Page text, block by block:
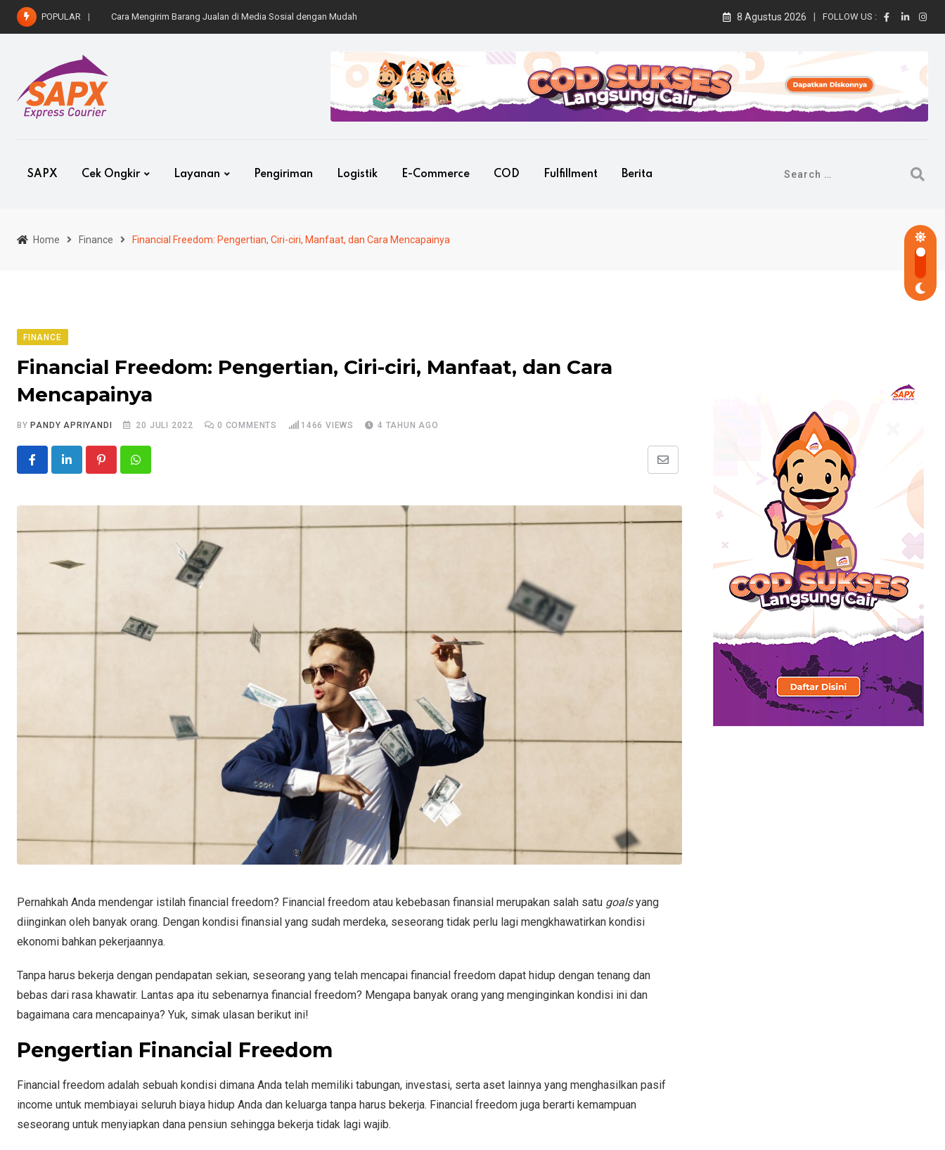
Skip
POPULAR Cara Kirim Mobil ke Luar Kota dengan Aman dan Mudah 8 Agustus 2026 FOLLOW US :
SAPX Cek Ongkir Layanan Pengiriman Logistik E-Commerce COD Fulfillment Berita
Home Finance Financial Freedom: Pengertian, Ciri-ciri, Manfaat, dan Cara Mencapainya
FINANCE
Financial Freedom: Pengertian, Ciri-ciri, Manfaat, dan Cara
Mencapainya
BY PANDY APRIYANDI 20 JULI 2022 0 COMMENTS 1466 VIEWS 4 TAHUN AGO
PinterestWhatsapp
Share
Email
Pernahkah Anda mendengar istilah financial freedom? Financial freedom atau kebebasan finansial merupakan salah satu goalsyang
diinginkan oleh banyak orang. Dengan kondisi finansial yang sudah merdeka, seseorang tidak perlu lagi mengkhawatirkan kondisi
ekonomi bahkan pekerjaannya.
Tanpa harus bekerja dengan pendapatan sekian, seseorang yang telah mencapai financial freedom dapat hidup dengan tenang dan
bebas dari rasa khawatir. Lantas apa itu sebenarnya financial freedom? Mengapa banyak orang yang menginginkan kondisi ini dan
bagaimana cara mencapainya? Yuk, simak ulasan berikut ini!
Pengertian Financial Freedom
Financial freedom adalah sebuah kondisi dimana Anda telah memiliki tabungan, investasi, serta aset lainnya yang menghasilkan pasif
income untuk membiayai seluruh biaya hidup Anda dan keluarga tanpa harus bekerja. Financial freedom juga berarti kemampuan
seseorang untuk menyiapkan dana pensiun sehingga bekerja tidak lagi wajib.